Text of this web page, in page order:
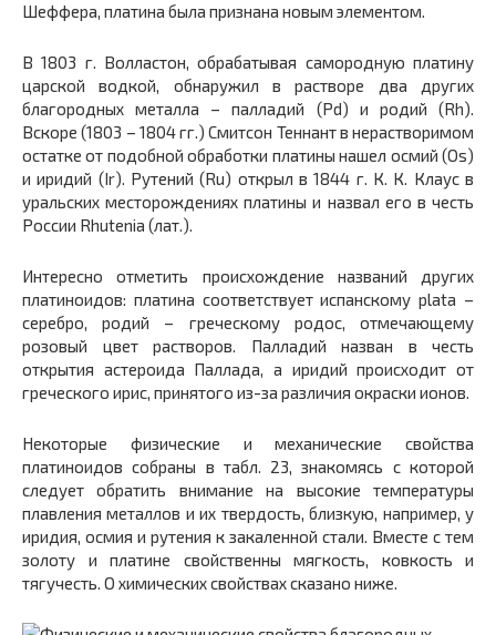
Шеффера, платина была признана новым элементом.
В 1803 г. Волластон, обрабатывая самородную платину
царской водкой, обнаружил в растворе два других
благородных металла – палладий (Pd) и родий (Rh).
Вскоре (1803 – 1804 гг.) Смитсон Теннант в нерастворимом
остатке от подобной обработки платины нашел осмий (Os)
и иридий (Ir). Рутений (Ru) открыл в 1844 г. К. К. Клаус в
уральских месторождениях платины и назвал его в честь
России Rhutenia (лат.).
Интересно отметить происхождение названий других
платиноидов: платина соответствует испанскому plata –
серебро, родий – греческому родос, отмечающему
розовый цвет растворов. Палладий назван в честь
открытия астероида Паллада, а иридий происходит от
греческого ирис, принятого из-за различия окраски ионов.
Некоторые физические и механические свойства
платиноидов собраны в табл. 23, знакомясь с которой
следует обратить внимание на высокие температуры
плавления металлов и их твердость, близкую, например, у
иридия, осмия и рутения к закаленной стали. Вместе с тем
золоту и платине свойственны мягкость, ковкость и
тягучесть. О химических свойствах сказано ниже.